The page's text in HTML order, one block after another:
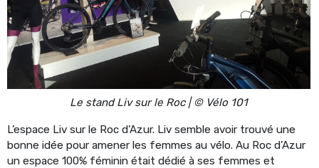
Le stand Liv sur le Roc | © Vélo 101
L’espace Liv sur le Roc d’Azur. Liv semble avoir trouvé une
bonne idée pour amener les femmes au vélo. Au Roc d’Azur
un espace 100% féminin était dédié à ses femmes et